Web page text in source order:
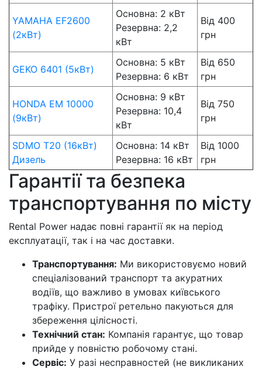
YAMAHA EF2600
(2кВт)
Основна: 2 кВт
Резервна: 2,2
кВт
Від 400
грн
GEKO 6401 (5кВт)
Основна: 5 кВт
Резервна: 6 кВт
Від 650
грн
HONDA EM 10000
(9кВт)
Основна: 9 кВт
Резервна: 10,4
кВт
Від 750
грн
SDMO T20 (16кВт)
Дизель
Основна: 14 кВт
Резервна: 16 кВт
Від 1000
грн
Гарантії та безпека
транспортування по місту
Rental Power надає повні гарантії як на період
експлуатації, так і на час доставки.
Транспортування: Ми використовуємо новий
спеціалізований транспорт та акуратних
водіїв, що важливо в умовах київського
трафіку. Пристрої ретельно пакуються для
збереження цілісності.
Технічний стан: Компанія гарантує, що товар
прийде у повністю робочому стані.
Сервіс: У разі несправностей (не викликаних